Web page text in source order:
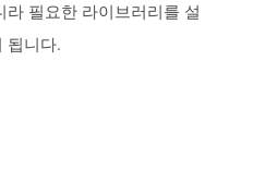
라 필요한 라이브러리를 설
됩니다.